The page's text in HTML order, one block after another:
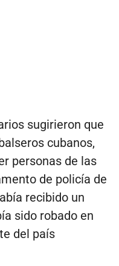
sugirieron que
cubanos,
personas de las
de policía de
recibido un
sido robado en
del país